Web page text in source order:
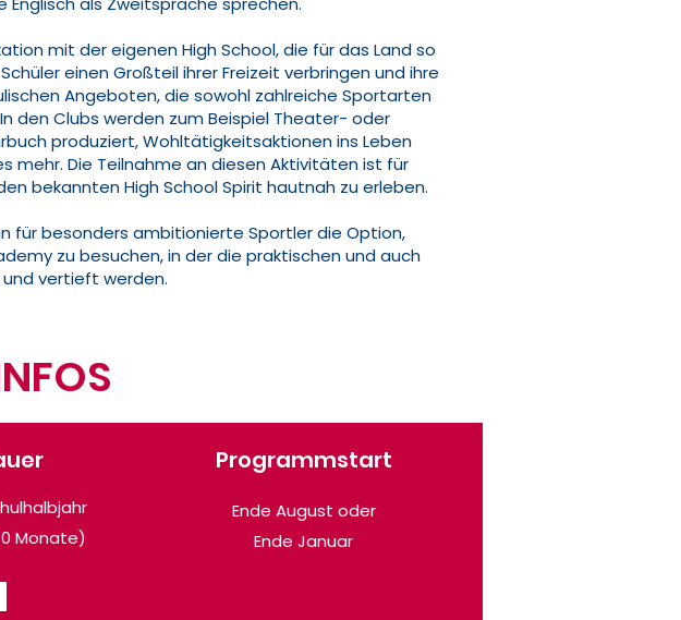
mit der eigenen High School, die für das Land so
einen Großteil ihrer Freizeit verbringen und ihre
Angeboten, die sowohl zahlreiche Sportarten
den Clubs werden zum Beispiel Theater- oder
produziert, Wohltätigkeitsaktionen ins Leben
Die Teilnahme an diesen Aktivitäten ist für
bekannten High School Spirit hautnah zu erleben.
für besonders ambitionierte Sportler die Option,
zu besuchen, in der die praktischen und auch
vertieft werden.
Monate)
Programmstart
Ende August oder
Ende Januar